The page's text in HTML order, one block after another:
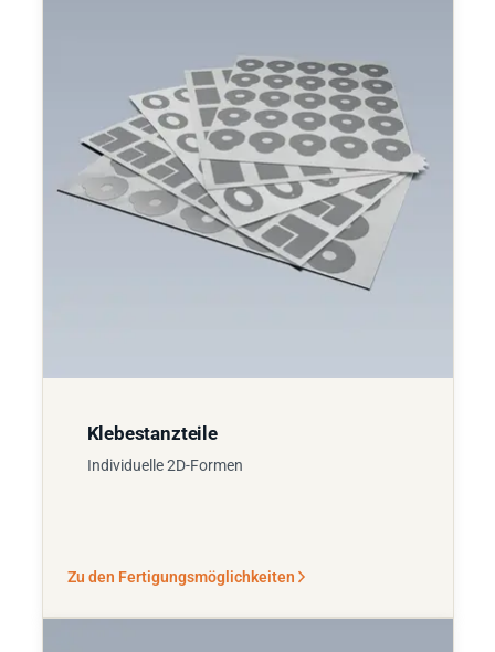
Klebestanzteile
Individuelle 2D-Formen
Zu den Fertigungsmöglichkeiten